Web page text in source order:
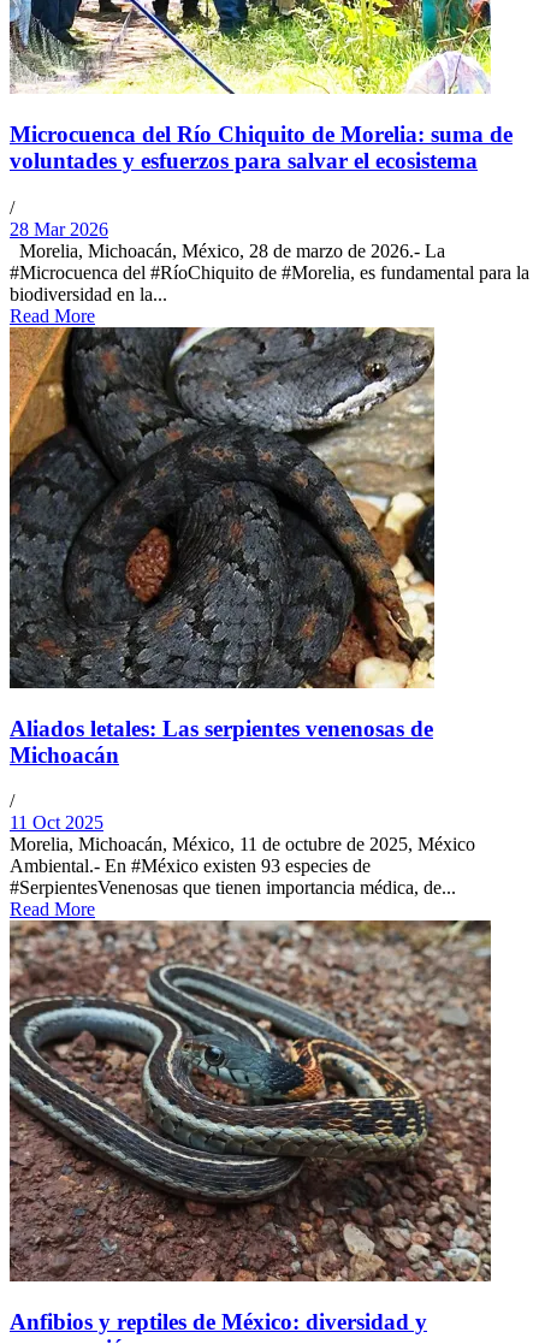
Microcuenca del Río Chiquito de Morelia: suma de
voluntades y esfuerzos para salvar el ecosistema
/
28 Mar 2026
Morelia, Michoacán, México, 28 de marzo de 2026.- La
#Microcuenca del #RíoChiquito de #Morelia, es fundamental para la
biodiversidad en la...
Read More
Aliados letales: Las serpientes venenosas de
Michoacán
/
11 Oct 2025
Morelia, Michoacán, México, 11 de octubre de 2025, México
Ambiental.- En #México existen 93 especies de
#SerpientesVenenosas que tienen importancia médica, de...
Read More
Anfibios y reptiles de México: diversidad y